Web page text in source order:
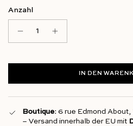
Anzahl
IN DEN
Boutique: 6 rue Edmond
– Versand innerhalb der EU mit